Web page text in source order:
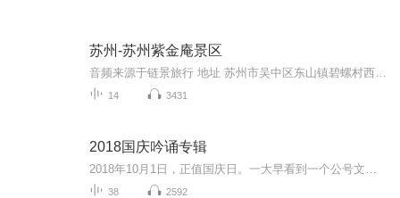
苏州-苏州紫金庵景区
14 3431
2018国庆吟诵专辑
38 2592